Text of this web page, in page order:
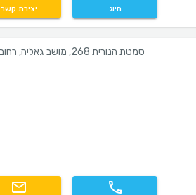
חיוג יצירת קשר
סמטת הנורית 268, מושב גאליה, רחובות